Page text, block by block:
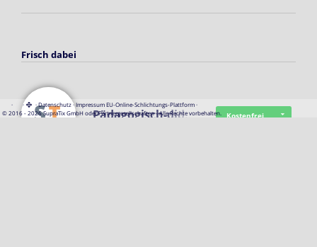
Frisch dabei
Pädagogisch-did… Kostenfrei
· · ·Datenschutz·Impressum EU-Online-Schlichtungs-Plattform·
© 2016 - 2026 SupraTix GmbH oder Partnergesellschaften - Alle Rechte vorbehalten.